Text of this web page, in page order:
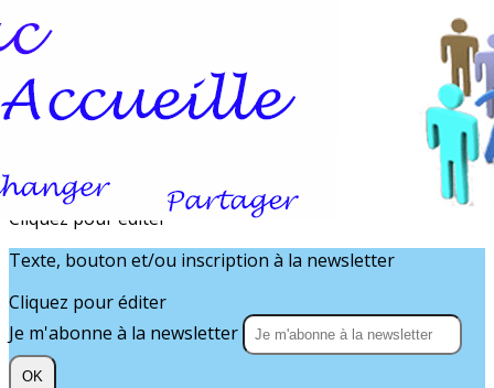
Exporter les lignes sélectionnées
Exporter toutes les colonnes
Exporter uniquement les colonnes affichées
Menu
Images de la page d'accueil
Cliquez pour éditer
Texte, bouton et/ou inscription à la newsletter
Cliquez pour éditer
Je m'abonne à la newsletter
OK